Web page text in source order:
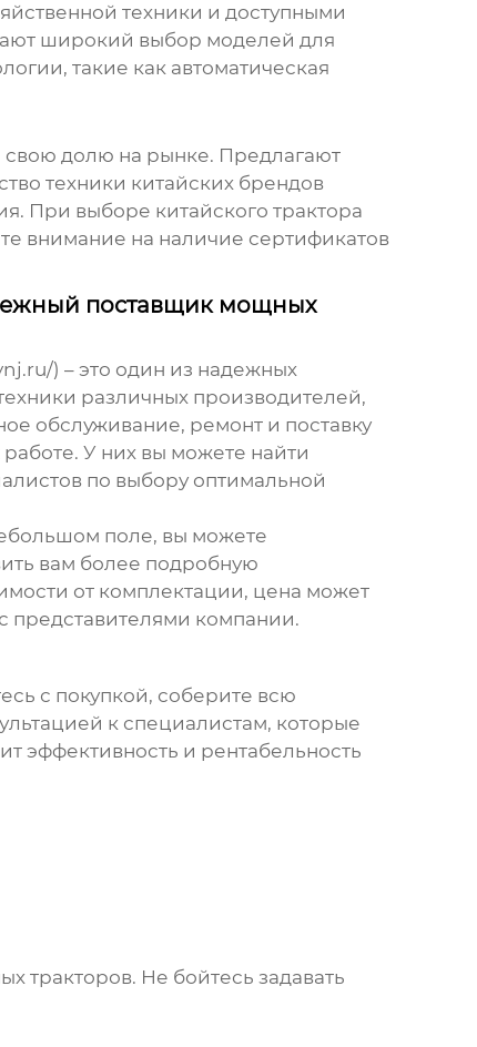
техники и доступными
широкий выбор моделей для
такие как автоматическая
свою долю на рынке. Предлагают
техники китайских брендов
При выборе китайского трактора
внимание на наличие сертификатов
поставщик мощных
) – это один из надежных
различных производителей,
обслуживание, ремонт и поставку
У них вы можете найти
по выбору оптимальной
поле, вы можете
вам более подробную
от комплектации, цена может
представителями компании.
с покупкой, соберите всю
к специалистам, которые
эффективность и рентабельность
тракторов. Не бойтесь задавать